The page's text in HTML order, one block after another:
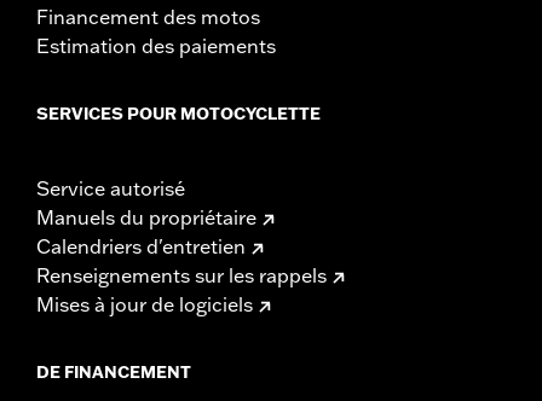
Financement des motos
Estimation des paiements
SERVICES POUR MOTOCYCLETTE
Service autorisé
Manuels du propriétaire
Calendriers d'entretien
Renseignements sur les rappels
Mises à jour de logiciels
DE FINANCEMENT